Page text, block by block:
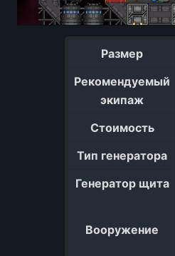
Размер
Рекомендуемый
экипаж
Стоимость
Тип генератора
Генератор щита
Вооружение